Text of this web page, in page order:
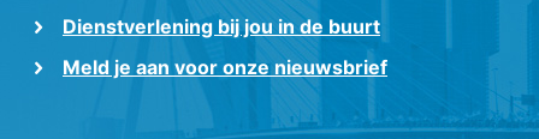
Dienstverlening bij jou in de buurt
Meld je aan voor onze nieuwsbrief